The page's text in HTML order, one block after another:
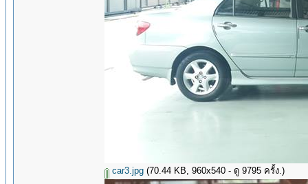
car3.jpg (70.44 KB, 960x540 - ดู 9795 ครั้ง.)